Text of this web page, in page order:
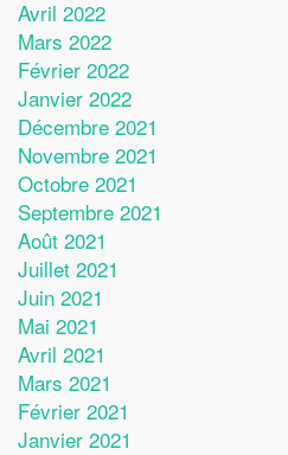
Avril 2022
Mars 2022
Février 2022
Janvier 2022
Décembre 2021
Novembre 2021
Octobre 2021
Septembre 2021
Août 2021
Juillet 2021
Juin 2021
Mai 2021
Avril 2021
Mars 2021
Février 2021
Janvier 2021